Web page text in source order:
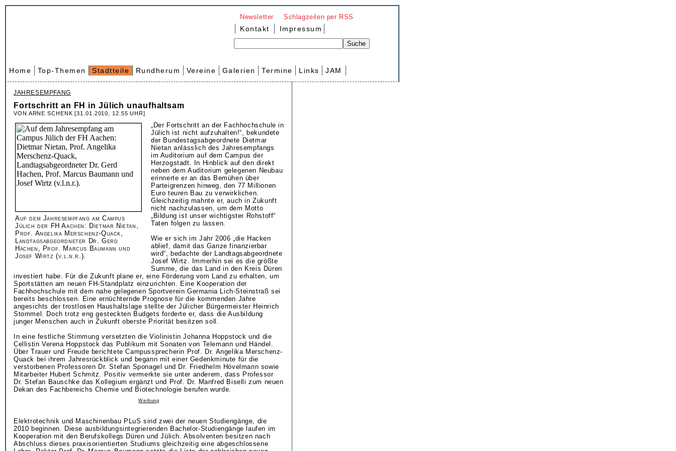
Newsletter Schlagzeilen per RSS
Kontakt Impressum
Home Top-Themen Stadtteile Rundherum Vereine Galerien Termine Links JAM
JAHRESEMPFANG
Fortschritt an FH in Jülich unaufhaltsam
VON ARNE SCHENK [31.01.2010, 12.55 UHR]
Auf dem Jahresempfang am Campus
Jülich der FH Aachen: Dietmar Nietan,
Prof. Angelika Merschenz-Quack,
Landtagsabgeordneter Dr. Gerd
Hachen, Prof. Marcus Baumann und
Josef Wirtz (v.l.n.r.).
„Der Fortschritt an der Fachhochschule in
Jülich ist nicht aufzuhalten!“, bekundete
der Bundestagsabgeordnete Dietmar
Nietan anlässlich des Jahresempfangs
im Auditorium auf dem Campus der
Herzogstadt. In Hinblick auf den direkt
neben dem Auditorium gelegenen Neubau
erinnerte er an das Bemühen über
Parteigrenzen hinweg, den 77 Millionen
Euro teuren Bau zu verwirklichen.
Gleichzeitig mahnte er, auch in Zukunft
nicht nachzulassen, um dem Motto
„Bildung ist unser wichtigster Rohstoff“
Taten folgen zu lassen.
Wie er sich im Jahr 2006 „die Hacken
ablief, damit das Ganze finanzierbar
wird“, bedachte der Landtagsabgeordnete
Josef Wirtz. Immerhin sei es die größte
Summe, die das Land in den Kreis Düren
investiert habe. Für die Zukunft plane er, eine Förderung vom Land zu erhalten, um
Sportstätten am neuen FH-Standplatz einzurichten. Eine Kooperation der
Fachhochschule mit dem nahe gelegenen Sportverein Germania Lich-Steinstraß sei
bereits beschlossen. Eine ernüchternde Prognose für die kommenden Jahre
angesichts der trostlosen Haushaltslage stellte der Jülicher Bürgermeister Heinrich
Stommel. Doch trotz eng gesteckten Budgets forderte er, dass die Ausbildung
junger Menschen auch in Zukunft oberste Priorität besitzen soll.
In eine festliche Stimmung versetzten die Violinistin Johanna Hoppstock und die
Cellistin Verena Hoppstock das Publikum mit Sonaten von Telemann und Händel.
Über Trauer und Freude berichtete Campussprecherin Prof. Dr. Angelika Merschenz-
Quack bei ihrem Jahresrückblick und begann mit einer Gedenkminute für die
verstorbenen Professoren Dr. Stefan Sponagel und Dr. Friedhelm Hövelmann sowie
Mitarbeiter Hubert Schmitz. Positiv vermerkte sie unter anderem, dass Professor
Dr. Stefan Bauschke das Kollegium ergänzt und Prof. Dr. Manfred Biselli zum neuen
Dekan des Fachbereichs Chemie und Biotechnologie berufen wurde.
Werbung
Elektrotechnik und Maschinenbau PLuS sind zwei der neuen Studiengänge, die
2010 beginnen. Diese ausbildungsintegrierenden Bachelor-Studiengänge laufen im
Kooperation mit den Berufskollegs Düren und Jülich. Absolventen besitzen nach
Abschluss dieses praxisorientierten Studiums gleichzeitig eine abgeschlossene